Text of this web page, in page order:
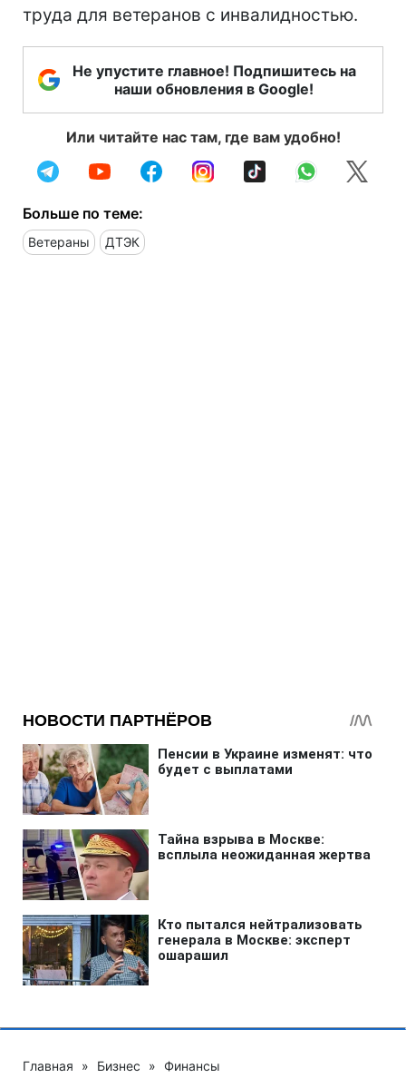
труда для ветеранов с инвалидностью.
Не упустите главное! Подпишитесь на
наши обновления в Google!
Или читайте нас там, где вам удобно!
Больше по теме:
Ветераны ДТЭК
Главная » Бизнес » Финансы